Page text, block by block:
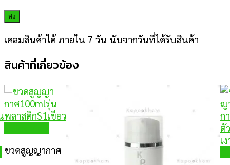
เคลมสินค้าได้ ภายใน 7 วัน นับจากวันที่ได้รับสินค้า
สินค้าที่เกี่ยวข้อง
ขวดสูญญากาศ